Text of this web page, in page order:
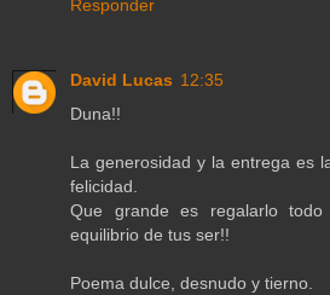
Responder
David Lucas 12:35
Duna!!
La generosidad y la entrega es
felicidad.
Que grande es regalarlo
equilibrio de tus ser!!
Poema dulce, desnudo y tierno.